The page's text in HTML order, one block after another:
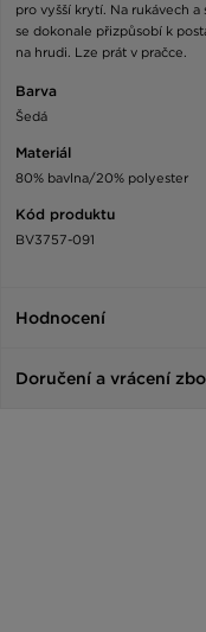
pro vyšší krytí. Na rukávech
se dokonale přizpůsobí k
na hrudi. Lze prát v pračce.
Barva
Šedá
Materiál
80% bavlna/20% polyester
Kód produktu
BV3757-091
Hodnocení
Doručení a vrácení